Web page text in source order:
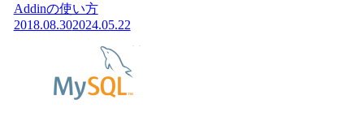
Addinの使い方
2018.08.302024.05.22